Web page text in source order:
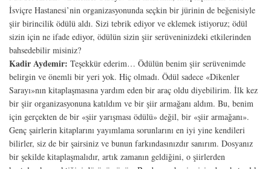
İsviçre Hastanesi’nin organizasyonunda seçkin bir jürinin de beğenisiyle
şiir birincilik ödülü aldı. Sizi tebrik ediyor ve eklemek istiyoruz; ödül
sizin için ne ifade ediyor, ödülün sizin şiir serüveninizdeki etkilerinden
bahsedebilir misiniz?
Kadir Aydemir: Teşekkür ederim… Ödülün benim şiir serüvenimde
belirgin ve önemli bir yeri yok. Hiç olmadı. Ödül sadece «Dikenler
Sarayı»nın kitaplaşmasına yardım eden bir araç oldu diyebilirim. İlk kez
bir şiir organizasyonuna katıldım ve bir şiir armağanı aldım. Bu, benim
için gerçekten de bir «şiir yarışması ödülü» değil, bir «şiir armağanı».
Genç şairlerin kitaplarını yayımlama sorunlarını en iyi yine kendileri
bilirler, siz de bir şairsiniz ve bunun farkındasınızdır sanırım. Dosyanız
bir şekilde kitaplaşmalıdır, artık zamanın geldiğini, o şiirlerden